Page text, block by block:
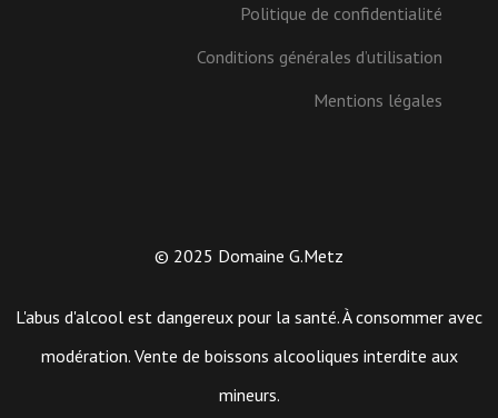
Politique de confidentialité
Conditions générales d’utilisation
Mentions légales
© 2025 Domaine G.Metz
L'abus d'alcool est dangereux pour la santé. À consommer avec
modération. Vente de boissons alcooliques interdite aux
mineurs.